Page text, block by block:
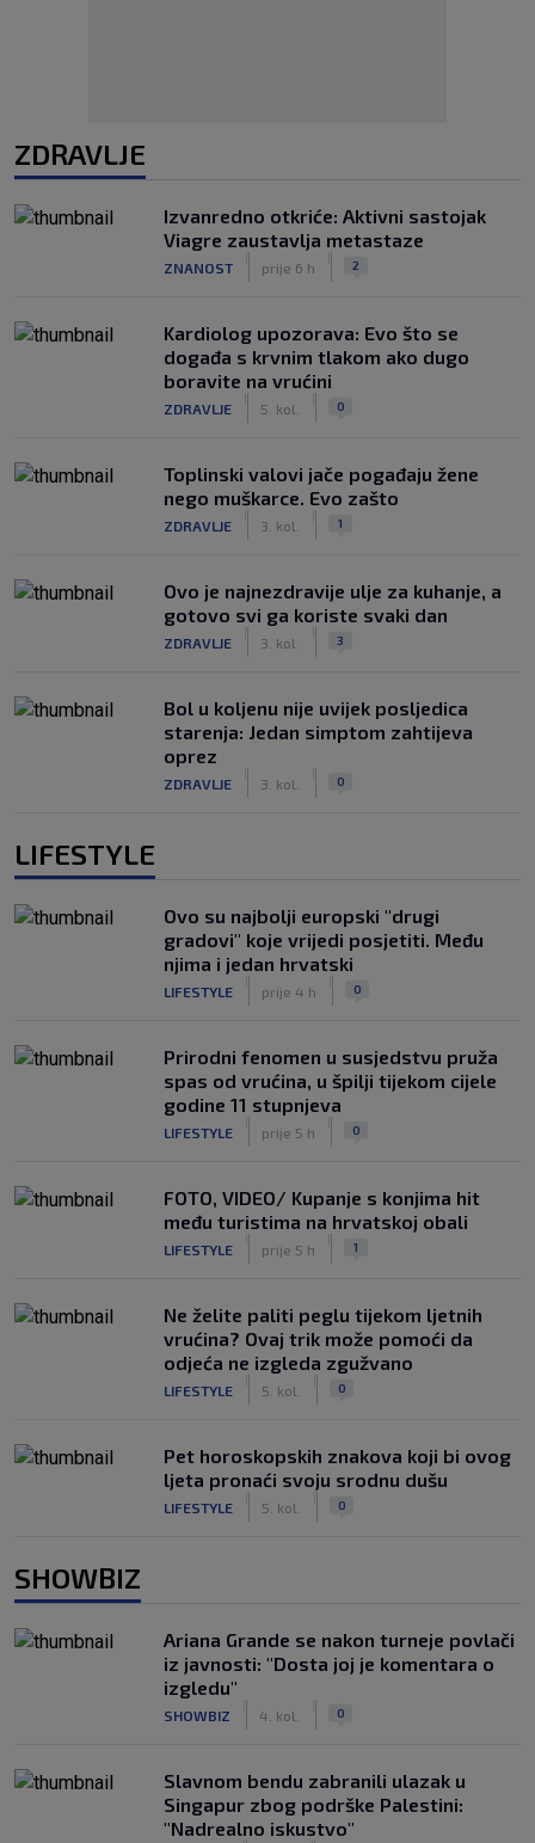
ZDRAVLJE
Izvanredno otkriće: Aktivni sastojak
Viagre zaustavlja metastaze
ZNANOST prije 6 h 2
Kardiolog upozorava: Evo što se
događa s krvnim tlakom ako dugo
boravite na vrućini
ZDRAVLJE 5. kol. 0
Toplinski valovi jače pogađaju žene
nego muškarce. Evo zašto
ZDRAVLJE 3. kol. 1
Ovo je najnezdravije ulje za kuhanje, a
gotovo svi ga koriste svaki dan
ZDRAVLJE 3. kol. 3
Bol u koljenu nije uvijek posljedica
starenja: Jedan simptom zahtijeva
oprez
ZDRAVLJE 3. kol. 0
LIFESTYLE
Ovo su najbolji europski "drugi
gradovi" koje vrijedi posjetiti. Među
njima i jedan hrvatski
LIFESTYLE prije 4 h 0
Prirodni fenomen u susjedstvu pruža
spas od vrućina, u špilji tijekom cijele
godine 11 stupnjeva
LIFESTYLE prije 5 h 0
FOTO, VIDEO/ Kupanje s konjima hit
među turistima na hrvatskoj obali
LIFESTYLE prije 5 h 1
Ne želite paliti peglu tijekom ljetnih
vrućina? Ovaj trik može pomoći da
odjeća ne izgleda zgužvano
LIFESTYLE 5. kol. 0
Pet horoskopskih znakova koji bi ovog
ljeta pronaći svoju srodnu dušu
LIFESTYLE 5. kol. 0
SHOWBIZ
Ariana Grande se nakon turneje povlači
iz javnosti: "Dosta joj je komentara o
izgledu"
SHOWBIZ 4. kol. 0
Slavnom bendu zabranili ulazak u
Singapur zbog podrške Palestini:
"Nadrealno iskustvo"